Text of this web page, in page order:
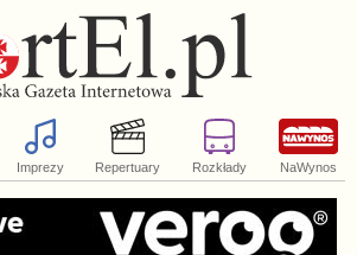
Imprezy Repertuary Rozkłady NaWynos